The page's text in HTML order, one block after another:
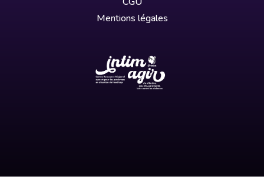
Mentions légales